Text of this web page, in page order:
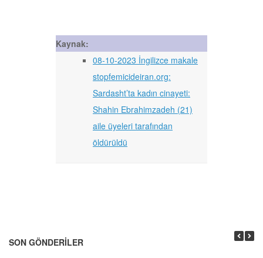
Kaynak:
08-10-2023 İngilizce makale
stopfemicideiran.org:
Sardasht’ta kadın cinayeti:
Shahin Ebrahimzadeh (21)
aile üyeleri tarafından
öldürüldü
SON GÖNDERILER